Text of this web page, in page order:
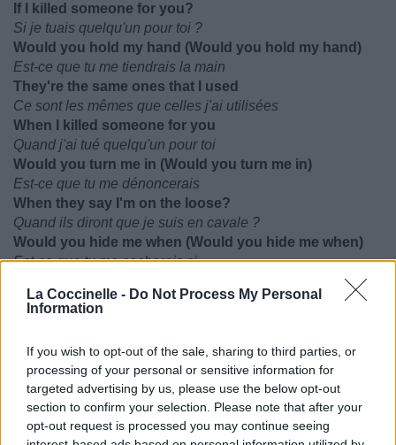
La Coccinelle - Do Not Process My Personal
Information
If you wish to opt-out of the sale, sharing to third parties, or
processing of your personal or sensitive information for
targeted advertising by us, please use the below opt-out
section to confirm your selection. Please note that after your
opt-out request is processed you may continue seeing
If I killed someone for you?
Si je tuais quelqu'un pour toi ?
Would you hold my hand (Would you hold my hand)
Est-ce que tu me tiendrais la main
They're the same ones that I used
Ce sont les mêmes que celles j'ai utilisées
When I killed someone for you
Quand j'ai tué quelqu'un pour toi
Would you turn me in (Would you turn me in)
Est-ce que tu me dénoncerais
When they say I'm on the loose?
Quand ils diront que je suis en cavale ?
Would you hide me when (Would you hide me when)
Est-ce que tu me cacherais si
Mon visage est aux infos ?